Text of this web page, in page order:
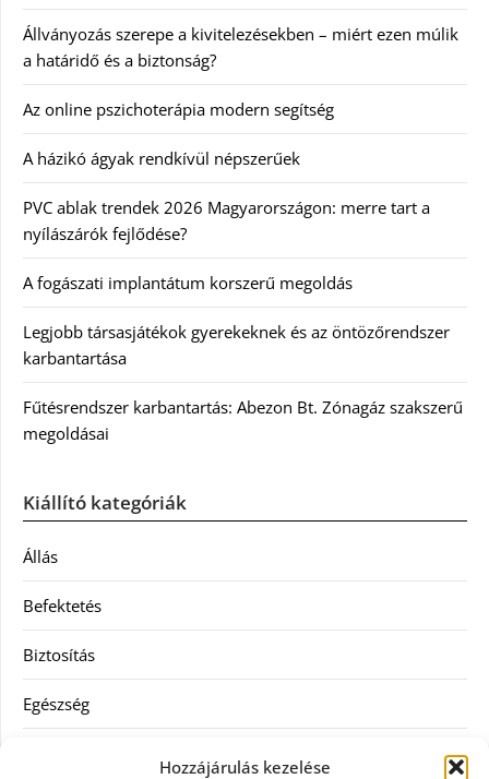
Hozzájárulás kezelése
Állványozás szerepe a kivitelezésekben – miért ezen múlik
a határidő és a biztonság?
Az online pszichoterápia modern segítség
A házikó ágyak rendkívül népszerűek
PVC ablak trendek 2026 Magyarországon: merre tart a
nyílászárók fejlődése?
A fogászati implantátum korszerű megoldás
Legjobb társasjátékok gyerekeknek és az öntözőrendszer
karbantartása
Fűtésrendszer karbantartás: Abezon Bt. Zónagáz szakszerű
megoldásai
Kiállító kategóriák
Állás
Befektetés
Biztosítás
Egészség